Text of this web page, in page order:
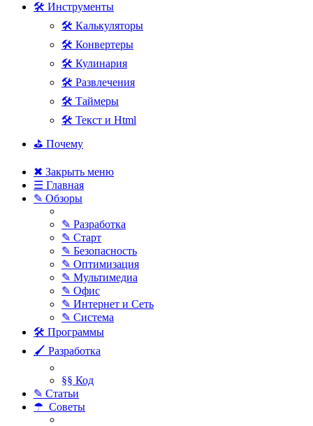
🛠 Инструменты
🛠 Калькуляторы
🛠 Конвертеры
🛠 Кулинария
🛠 Развлечения
🛠 Таймеры
🛠 Текст и Html
⛳ Почему
✖ Закрыть меню
☰ Главная
✎ Обзоры
✎ Разработка
✎ Старт
✎ Безопасность
✎ Оптимизация
✎ Мультимедиа
✎ Офис
✎ Интернет и Сеть
✎ Система
🛠 Программы
🖌 Разработка
§§ Код
✎ Статьи
☂ Советы